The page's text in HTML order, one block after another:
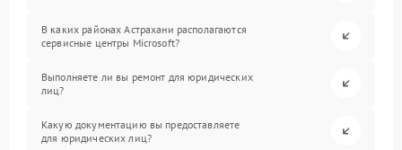
В каких районах Астрахани располагаются
сервисные центры Microsoft?
Выполняете ли вы ремонт для юридических
лиц?
Какую документацию вы предоставляете
для юридических лиц?